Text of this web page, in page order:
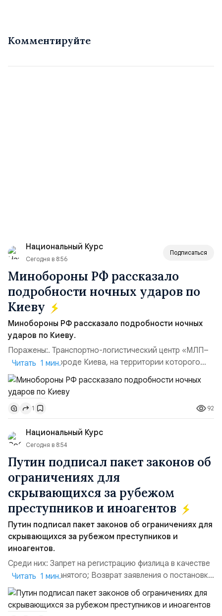
Комментируйте
Национальный Курс
Сегодня в 8:56
Подписаться
Минобороны РФ рассказало
подробности ночных ударов по
Киеву
Минобороны РФ рассказало подробности ночных
ударов по Киеву.
Поражены:. Транспортно-логистический центр «МЛП–
Чайка» в пригороде Киева, на территории которого
осуществлялось хранение, сборка а также запуск с
прилегающего полевого аэродром «Чайка»
дальнобойных БПЛА ВСУ; Складские помещения
«Транс-Логистик» в Оболонском районе г. Киев,
использовавшиеся для хранения военного
имущества ВСУ; Сортировочны...
Читать 1 мин.
1 92
Национальный Курс
Сегодня в 8:54
Путин подписал пакет законов об
ограничениях для
скрывающихся за рубежом
преступников и иноагентов
Путин подписал пакет законов об ограничениях для
скрывающихся за рубежом преступников и
иноагентов.
Среди них: Запрет на регистрацию физлица в качестве
ИП или самозанятого; Возврат заявления о постановке
недвижимости на кадастровый учет; Ограничение
водительских прав; Запрет регистрации транспортных
средств и на заключение сделок по доверенности;
Читать 1 мин.